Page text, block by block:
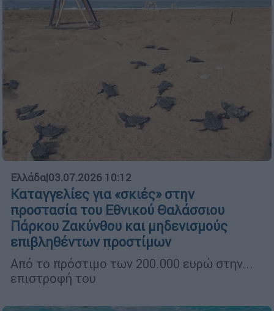
Ελλάδα|03.07.2026 10:12
Καταγγελίες για «σκιές» στην
προστασία του Εθνικού Θαλάσσιου
Πάρκου Ζακύνθου και μηδενισμούς
επιβληθέντων προστίμων
Από το πρόστιμο των 200.000 ευρώ στην...
επιστροφή του